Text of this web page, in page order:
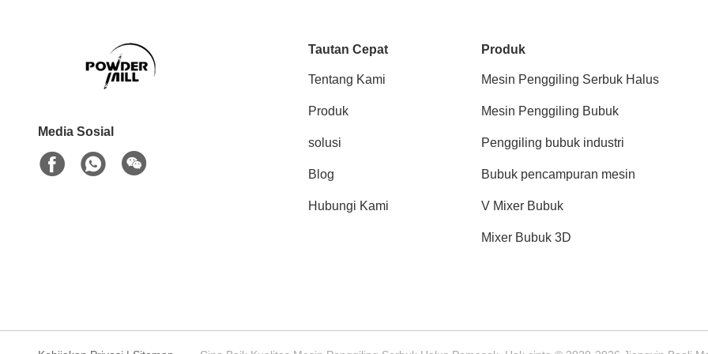
Media Sosial
Tautan Cepat
Tentang Kami
Produk
solusi
Blog
Hubungi Kami
Produk
Mesin Penggiling Serbuk Halus
Mesin Penggiling Bubuk
Penggiling bubuk industri
Bubuk pencampuran mesin
V Mixer Bubuk
Mixer Bubuk 3D